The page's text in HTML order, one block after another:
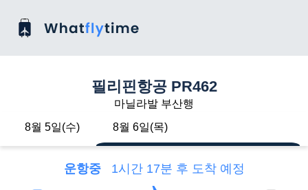
필리핀항공 PR462
마닐라발 부산행
8월 5일(수)
8월 6일(목)
운항중 1시간 17분 후 도착 예정